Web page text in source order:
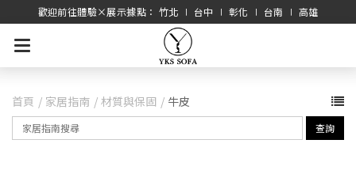
歡迎前往體驗×展示據點： 竹北 ∣ 台中 ∣ 彰化 ∣ 台南 ∣ 高雄
首頁 家居指南 材質與保固 牛皮
查詢